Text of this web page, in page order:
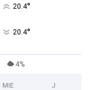
20.4°
20.4°
4%
MIE J